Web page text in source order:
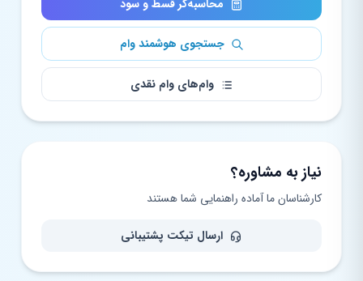
محاسبه‌گر قسط و سود
جستجوی هوشمند وام
وام‌های وام نقدی
نیاز به مشاوره؟
کارشناسان ما آماده راهنمایی شما هستند
ارسال تیکت پشتیبانی